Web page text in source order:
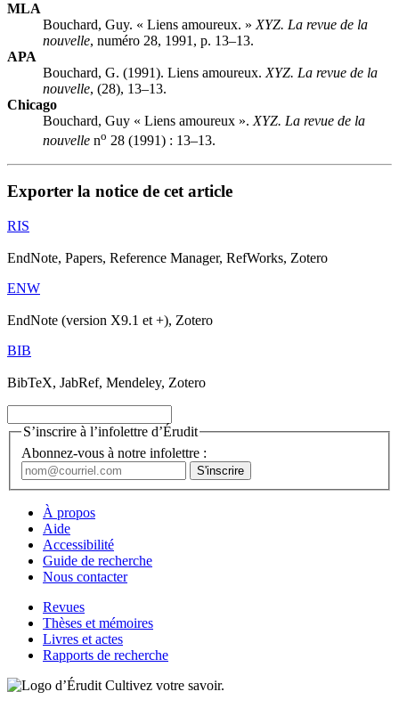
MLA
Bouchard, Guy. « Liens amoureux. » XYZ. La revue de la
nouvelle, numéro 28, 1991, p. 13–13.
APA
Bouchard, G. (1991). Liens amoureux. XYZ. La revue de la
nouvelle, (28), 13–13.
Chicago
Bouchard, Guy « Liens amoureux ». XYZ. La revue de la
nouvelle no 28 (1991) : 13–13.
Exporter la notice de cet article
RIS
EndNote, Papers, Reference Manager, RefWorks, Zotero
ENW
EndNote (version X9.1 et +), Zotero
BIB
BibTeX, JabRef, Mendeley, Zotero
S’inscrire à l’infolettre d’Érudit
Abonnez-vous à notre infolettre :
À propos
Aide
Accessibilité
Guide de recherche
Nous contacter
Revues
Thèses et mémoires
Livres et actes
Rapports de recherche
Cultivez votre savoir.